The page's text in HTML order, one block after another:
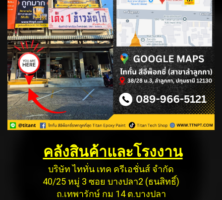
คลังสินค้าและโรงงาน
บริษัท ไททั่น เทค ครีเอชั่นส์ จำกัด
40/25 หมู่ 3 ซอย บางปลา2 (ธนสิทธิ์)
ถ.เทพารักษ์ กม 14 ต.บางปลา